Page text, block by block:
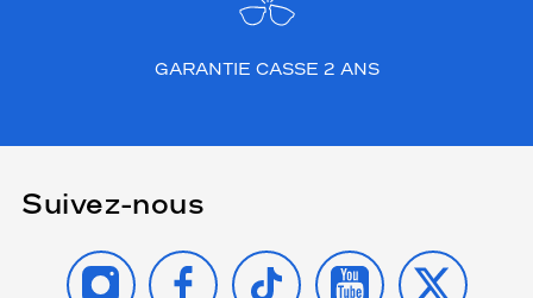
GARANTIE CASSE 2 ANS
Suivez-nous
INSTAGRAMFACEBOOK
TIKTOK YOUTUBE
X